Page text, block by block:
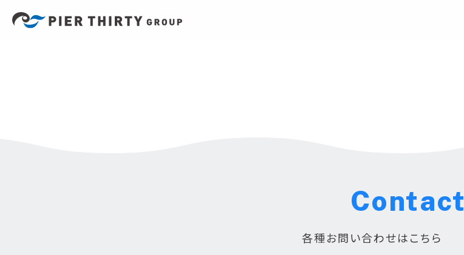
Contact
各種お問い合わせはこちら